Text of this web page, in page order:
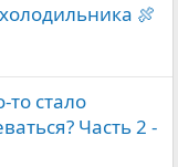
🍖
то стало
Часть 2 -